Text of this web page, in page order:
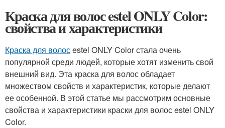
Краска для волос estel ONLY Color:
свойства и характеристики
Краска для волосestel ONLY Color стала очень
популярной среди людей, которые хотят изменить свой
внешний вид. Эта краска для волос обладает
множеством свойств и характеристик, которые делают
ее особенной. В этой статье мы рассмотрим основные
свойства и характеристики краски для волос estel ONLY
Color.